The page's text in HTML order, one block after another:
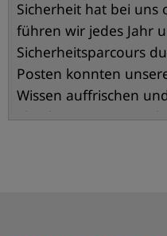
Sicherheit hat bei uns
führen wir jedes Jahr
Sicherheitsparcours
Posten konnten
Wissen auffrischen
absolvieren – vom
Dumpern und
und Pick-ups über